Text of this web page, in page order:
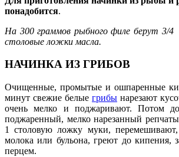
понадобится.
На 300 граммов рыбного филе берут 3/
столовые ложки масла.
НАЧИНКА ИЗ ГРИБОВ
Очищенные, промытые и ошпаренные
минут свежие белые грибы нарезают
очень мелко и поджаривают. Потом
поджаренный, мелко наре­занный
1 столовую ложку муки,
молока или бульона, греют до кипения,
перцем.